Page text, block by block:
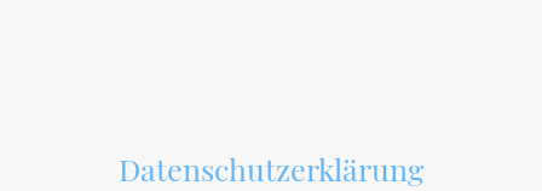
Datenschutzerklärung